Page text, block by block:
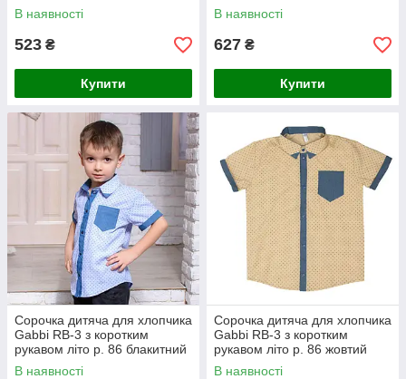
В наявності
523 ₴
Купити
В наявності
627 ₴
Купити
Сорочка дитяча для хлопчика
Gabbi RB-3 з коротким
рукавом літо р. 86 блакитний
В наявності
Сорочка дитяча для хлопчика
Gabbi RB-3 з коротким
рукавом літо р. 86 жовтий
В наявності